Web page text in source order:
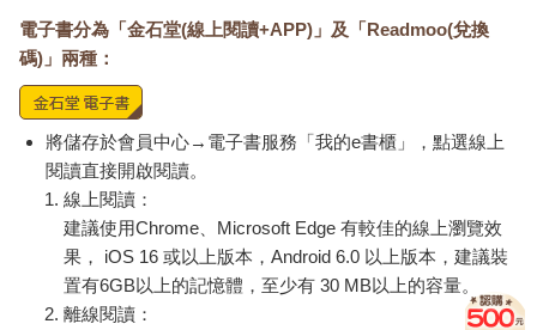
電子書分為「金石堂(線上閱讀+APP)」及「Readmoo(兌換
碼)」兩種：
將儲存於會員中心→電子書服務「我的e書櫃」，點選線上
閱讀直接開啟閱讀。
線上閱讀：
建議使用Chrome、Microsoft Edge 有較佳的線上瀏覽效
果， iOS 16 或以上版本，Android 6.0 以上版本，建議裝
置有6GB以上的記憶體，至少有 30 MB以上的容量。
離線閱讀：